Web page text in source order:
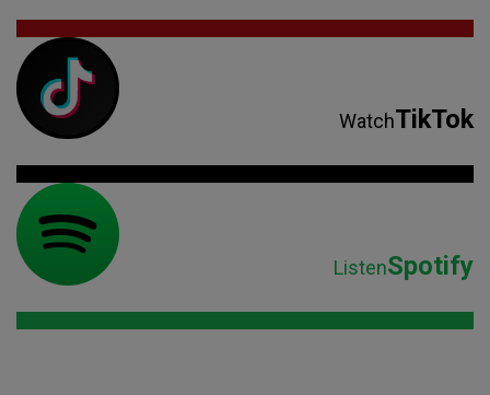
WatchTikTok
ListenSpotify